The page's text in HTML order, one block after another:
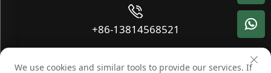
+86-13814568521
We use cookies and similar tools to provide our services. If